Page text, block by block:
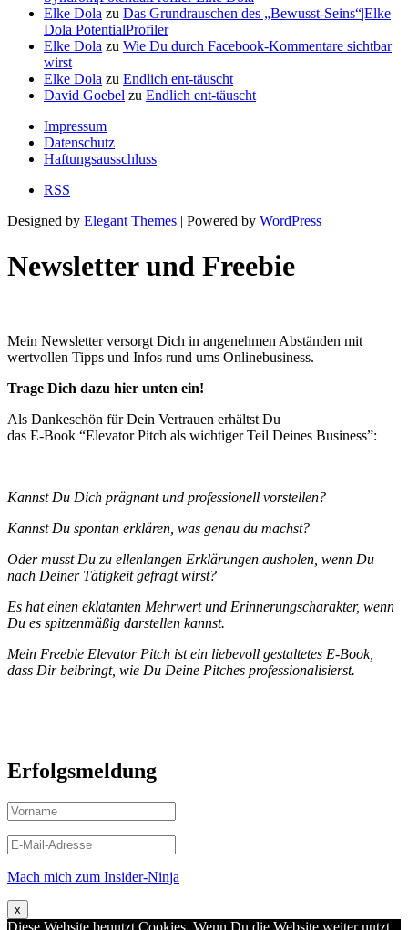
Elke Dola zu Das Grundrauschen des „Bewusst-Seins“|Elke
Dola PotentialProfiler
Elke Dola zu Wie Du durch Facebook-Kommentare sichtbar
wirst
Elke Dola zu Endlich ent-täuscht
David Goebel zu Endlich ent-täuscht
Impressum
Datenschutz
Haftungsausschluss
RSS
Designed by Elegant Themes | Powered by WordPress
Newsletter und Freebie
Mein Newsletter versorgt Dich in angenehmen Abständen mit
wertvollen Tipps und Infos rund ums Onlinebusiness.
Trage Dich dazu hier unten ein!
Als Dankeschön für Dein Vertrauen erhältst Du
das E-Book “Elevator Pitch als wichtiger Teil Deines Business”:
Kannst Du Dich prägnant und professionell vorstellen?
Kannst Du spontan erklären, was genau du machst?
Oder musst Du zu ellenlangen Erklärungen ausholen, wenn Du
nach Deiner Tätigkeit gefragt wirst?
Es hat einen eklatanten Mehrwert und Erinnerungscharakter, wenn
Du es spitzenmäßig darstellen kannst.
Mein Freebie Elevator Pitch ist ein liebevoll gestaltetes E-Book,
dass Dir beibringt, wie Du Deine Pitches professionalisierst.
Erfolgsmeldung
Mach mich zum Insider-Ninja
x
Diese Website benutzt Cookies. Wenn Du die Website weiter nutzt,